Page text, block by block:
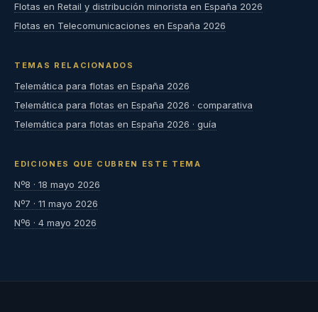
Flotas en Retail y distribución minorista en España 2026
Flotas en Telecomunicaciones en España 2026
TEMAS RELACIONADOS
Telemática para flotas en España 2026
Telemática para flotas en España 2026 · comparativa
Telemática para flotas en España 2026 · guía
EDICIONES QUE CUBREN ESTE TEMA
Nº8 · 18 mayo 2026
Nº7 · 11 mayo 2026
Nº6 · 4 mayo 2026